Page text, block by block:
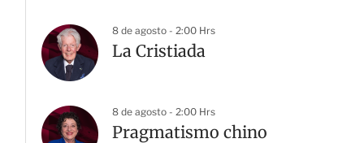
8 de agosto - 2:00 Hrs
La Cristiada
8 de agosto - 2:00 Hrs
Pragmatismo chino